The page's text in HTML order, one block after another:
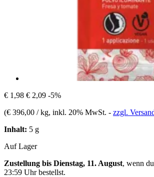
€ 1,98 € 2,09 -5%
(€ 396,00 / kg, inkl. 20% MwSt. - zzgl.
Inhalt: 5 g
Auf Lager
Zustellung bis Dienstag, 11. August, wenn
23:59 Uhrbestellst.